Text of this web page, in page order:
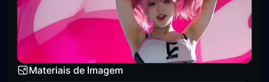
Materiais de Imagem